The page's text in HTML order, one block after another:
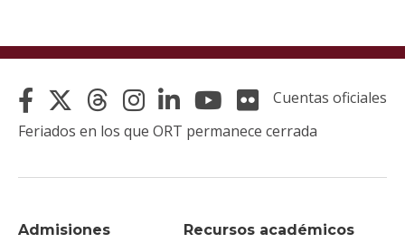
Admisiones Recursos académicos
Cuentas oficiales
Feriados en los que ORT permanece cerrada